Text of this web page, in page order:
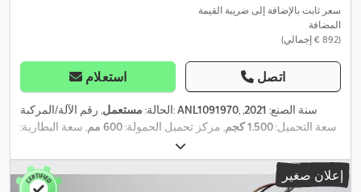
سعر ثابت بالإضافة إلى ضريبة القيمة
المضافة
(‏892 € إجمالي)
استعلام اتصل
الحالة: مستعمل , رقم الآلة/المركبة:ANL1091970 , سنة الصنع: 2021
,
سعة التحميل:1.500 كجم , مركز تحميل الحمولة:600 مم
, سعة البطارية:
, طول الشوكات:
1.150 مم
, وزن فارغ:115 كجم , الطول الكلي:1.570 مم
, العرض الكلي:
560 مم
, وقود:كهرباء , إعلان صغير